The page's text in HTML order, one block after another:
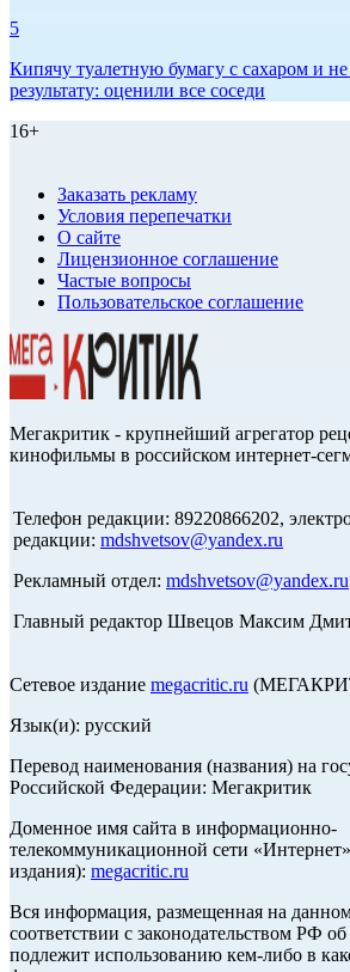
5
Кипячу туалетную бумагу с сахаром и не
результату: оценили все соседи
16+
Заказать рекламу
Условия перепечатки
О сайте
Лицензионное соглашение
Частые вопросы
Пользовательское соглашение
Мегакритик - крупнейший агрегатор
кинофильмы в российском интернет-
Телефон редакции: 89220866202,
редакции: mdshvetsov@yandex.ru
Рекламный отдел: mdshvetsov@yandex.ru
Главный редактор Швецов Максим
Сетевое издание megacritic.ru
Язык(и): русский
Перевод наименования (названия) на
Российской Федерации: Мегакритик
Доменное имя сайта в информационно-
телекоммуникационной сети
издания): megacritic.ru
Вся информация, размещенная на данном
соответствии с законодательством РФ
подлежит использованию кем-либо в